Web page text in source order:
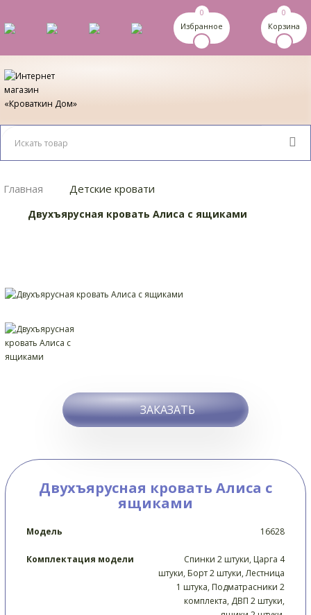
0
Избранное
0
Корзина
Главная Детские кровати
Двухъярусная кровать Алиса с ящиками
ЗАКАЗАТЬ
Двухъярусная кровать Алиса с
ящиками
Модель 16628
Комплектация модели
Спинки 2 штуки, Царга 4
штуки, Борт 2 штуки, Лестница
1 штука, Подматрасники 2
комплекта, ДВП 2 штуки,